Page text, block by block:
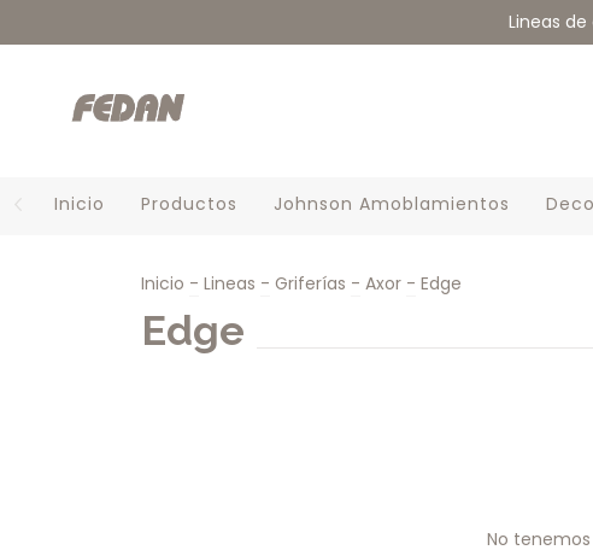
Lineas de
Inicio Productos Johnson Amoblamientos
Inicio - Lineas - Griferías - Axor - Edge
Edge
No